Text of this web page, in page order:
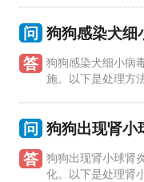
问 狗狗感染犬细
答 狗狗感染犬细小病
施。以下是处理方
问 狗狗出现肾小
答 狗狗出现肾小球肾
化。以下是处理肾